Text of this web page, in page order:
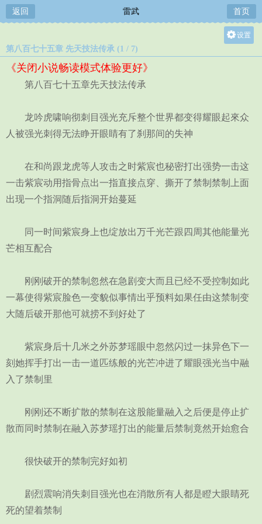
返回 雷武 首页
设置
第八百七十五章 先天技法传承 (1 / 7)
《关闭小说畅读模式体验更好》
第八百七十五章先天技法传承
龙吟虎啸响彻刺目强光充斥整个世界都变得耀眼起來众
人被强光刺得无法睁开眼睛有了刹那间的失神
在和尚跟龙虎等人攻击之时紫宸也秘密打出强势一击这
一击紫宸动用指骨点出一指直接点穿、撕开了禁制禁制上面
出现一个指洞随后指洞开始蔓延
同一时间紫宸身上也绽放出万千光芒跟四周其他能量光
芒相互配合
刚刚破开的禁制忽然在急剧变大而且已经不受控制如此
一幕使得紫宸脸色一变貌似事情出乎预料如果任由这禁制变
大随后破开那他可就捞不到好处了
紫宸身后十几米之外苏梦瑶眼中忽然闪过一抹异色下一
刻她挥手打出一击一道匹练般的光芒冲进了耀眼强光当中融
入了禁制里
刚刚还不断扩散的禁制在这股能量融入之后便是停止扩
散而同时禁制在融入苏梦瑶打出的能量后禁制竟然开始愈合
很快破开的禁制完好如初
剧烈震响消失刺目强光也在消散所有人都是瞪大眼睛死
死的望着禁制